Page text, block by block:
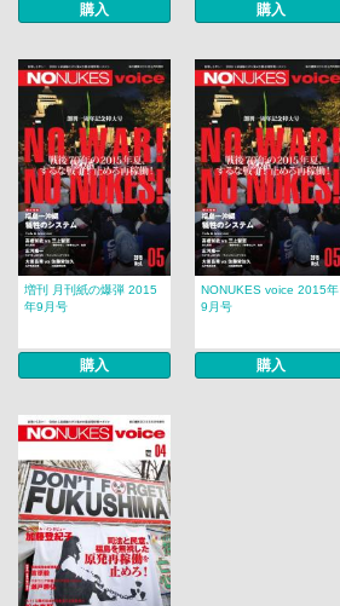
購入 購入
増刊 月刊紙の爆弾 2015
年9月号
購入
NONUKES voice 2015年
9月号
購入